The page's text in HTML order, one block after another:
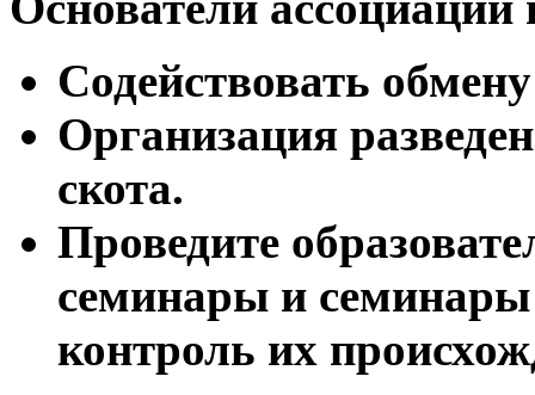
Содействовать
Организация
скота.
Проведите
семинары и
контроль их